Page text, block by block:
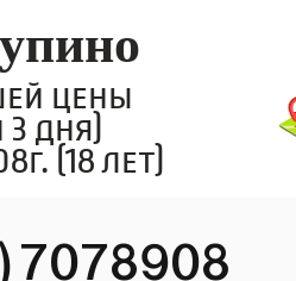
цены
дня)
(18 лет)